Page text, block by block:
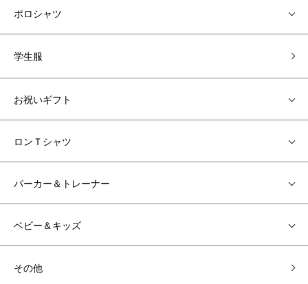
ポロシャツ
学生服
お祝いギフト
ロンＴシャツ
パーカー＆トレーナー
ベビー＆キッズ
その他